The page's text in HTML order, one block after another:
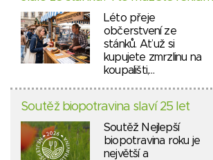
Léto přeje
občerstvení ze
stánků. Ať už si
kupujete zmrzlinu na
koupališti,…
Soutěž biopotravina slaví 25 let
Soutěž Nejlepší
biopotravina roku je
největší a